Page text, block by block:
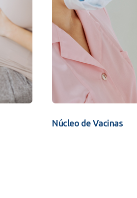
Núcleo de Vacinas